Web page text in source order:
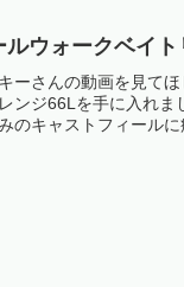
ルウォークベイ
ーさんの動画を見て
ンジ66Lを手に入れま
のキャストフィールに